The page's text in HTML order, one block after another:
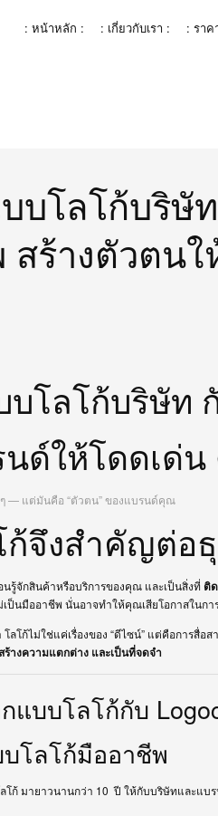
: หน้าหลัก : : เกี่ยวกับเรา : : รา
บโลโก้บริษั
สร้างตัวตน
โลโก้บริษัท
ด์ให้โดดเด่
— แต่มันคือ “ตัวตน” ของแบรนด์คุณ
ก้จึงสำคัญต่อ
นรู้จักสินค้าหรือบริการของคุณ และเป็นสิ่งที่ติ
ป็นมืออาชีพ นั่นอาจทำให้คุณเสียโอกาสในก
โลโก้ไม่ใช่แค่เรื่องของ “ดีไซน์” แต่คือการ
ร้างความแตกต่าง และเป็นที่จดจำ
แบบโลโก้กับ
โลโก้มืออาชีพ
โก้ มายาวนานกว่า 10 ปี ให้กับบริษัทและแบ